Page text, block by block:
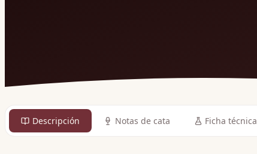
Descripción Notas de cata Ficha técnica